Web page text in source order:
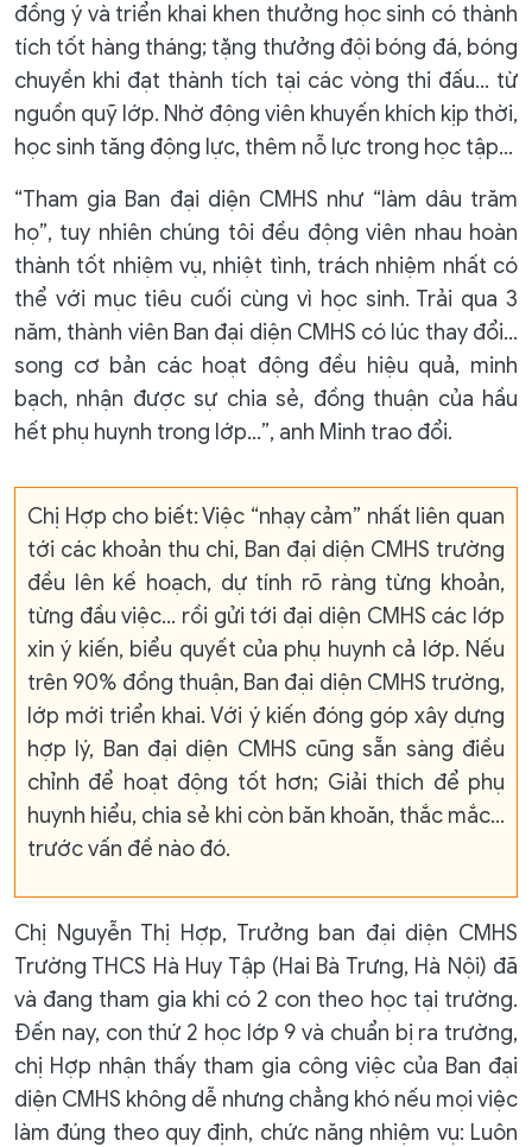
đồng ý và triển khai khen thưởng học sinh có thành
tích tốt hàng tháng; tặng thưởng đội bóng đá, bóng
chuyền khi đạt thành tích tại các vòng thi đấu… từ
nguồn quỹ lớp. Nhờ động viên khuyến khích kịp thời,
học sinh tăng động lực, thêm nỗ lực trong học tập…
“Tham gia Ban đại diện CMHS như “làm dâu trăm
họ”, tuy nhiên chúng tôi đều động viên nhau hoàn
thành tốt nhiệm vụ, nhiệt tình, trách nhiệm nhất có
thể với mục tiêu cuối cùng vì học sinh. Trải qua 3
năm, thành viên Ban đại diện CMHS có lúc thay đổi…
song cơ bản các hoạt động đều hiệu quả, minh
bạch, nhận được sự chia sẻ, đồng thuận của hầu
hết phụ huynh trong lớp…”, anh Minh trao đổi.
Chị Hợp cho biết: Việc “nhạy cảm” nhất liên quan
tới các khoản thu chi, Ban đại diện CMHS trường
đều lên kế hoạch, dự tính rõ ràng từng khoản,
từng đầu việc… rồi gửi tới đại diện CMHS các lớp
xin ý kiến, biểu quyết của phụ huynh cả lớp. Nếu
trên 90% đồng thuận, Ban đại diện CMHS trường,
lớp mới triển khai. Với ý kiến đóng góp xây dựng
hợp lý, Ban đại diện CMHS cũng sẵn sàng điều
chỉnh để hoạt động tốt hơn; Giải thích để phụ
huynh hiểu, chia sẻ khi còn băn khoăn, thắc mắc…
trước vấn đề nào đó.
Chị Nguyễn Thị Hợp, Trưởng ban đại diện CMHS
Trường THCS Hà Huy Tập (Hai Bà Trưng, Hà Nội) đã
và đang tham gia khi có 2 con theo học tại trường.
Đến nay, con thứ 2 học lớp 9 và chuẩn bị ra trường,
chị Hợp nhận thấy tham gia công việc của Ban đại
diện CMHS không dễ nhưng chẳng khó nếu mọi việc
làm đúng theo quy định, chức năng nhiệm vụ: Luôn